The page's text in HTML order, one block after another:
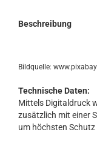
Beschreibung
Bildquelle:
Technische Daten:
Mittels Digitaldruck
zusätzlich mit einer
um höchsten